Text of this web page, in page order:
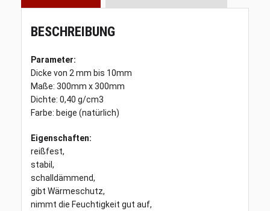
BESCHREIBUNG
Parameter:
Dicke von 2 mm bis 10mm
Maße: 300mm x 300mm
Dichte: 0,40 g/cm3
Farbe: beige (natürlich)
Eigenschaften:
reißfest,
stabil,
schalldämmend,
gibt Wärmeschutz,
nimmt die Feuchtigkeit gut auf,